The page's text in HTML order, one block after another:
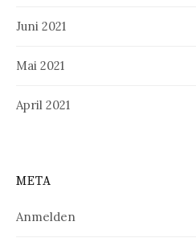
Juni 2021
Mai 2021
April 2021
META
Anmelden